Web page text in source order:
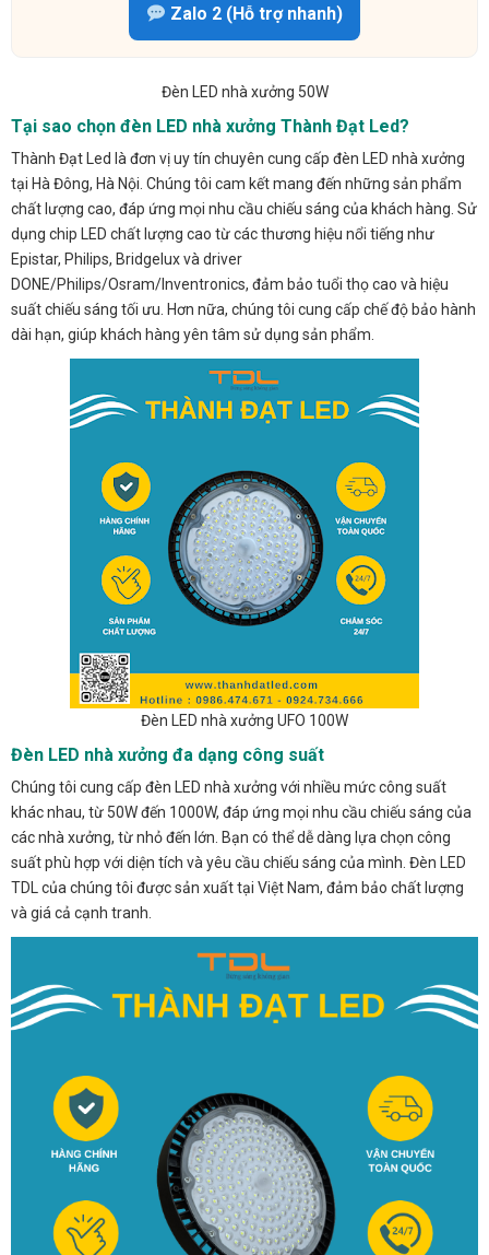
Zalo 2 (Hỗ trợ nhanh)
Đèn LED nhà xưởng 50W
Tại sao chọn đèn LED nhà xưởng Thành Đạt Led?
Thành Đạt Led là đơn vị uy tín chuyên cung cấp đèn LED nhà xưởng
tại Hà Đông, Hà Nội. Chúng tôi cam kết mang đến những sản phẩm
chất lượng cao, đáp ứng mọi nhu cầu chiếu sáng của khách hàng. Sử
dụng chip LED chất lượng cao từ các thương hiệu nổi tiếng như
Epistar, Philips, Bridgelux và driver
DONE/Philips/Osram/Inventronics, đảm bảo tuổi thọ cao và hiệu
suất chiếu sáng tối ưu. Hơn nữa, chúng tôi cung cấp chế độ bảo hành
dài hạn, giúp khách hàng yên tâm sử dụng sản phẩm.
Đèn LED nhà xưởng UFO 100W
Đèn LED nhà xưởng đa dạng công suất
Chúng tôi cung cấp đèn LED nhà xưởng với nhiều mức công suất
khác nhau, từ 50W đến 1000W, đáp ứng mọi nhu cầu chiếu sáng của
các nhà xưởng, từ nhỏ đến lớn. Bạn có thể dễ dàng lựa chọn công
suất phù hợp với diện tích và yêu cầu chiếu sáng của mình. Đèn LED
TDL của chúng tôi được sản xuất tại Việt Nam, đảm bảo chất lượng
và giá cả cạnh tranh.